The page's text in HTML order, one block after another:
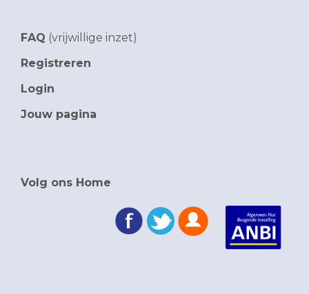
FAQ (vrijwillige inzet)
Registreren
Login
Jouw pagina
Volg ons Home